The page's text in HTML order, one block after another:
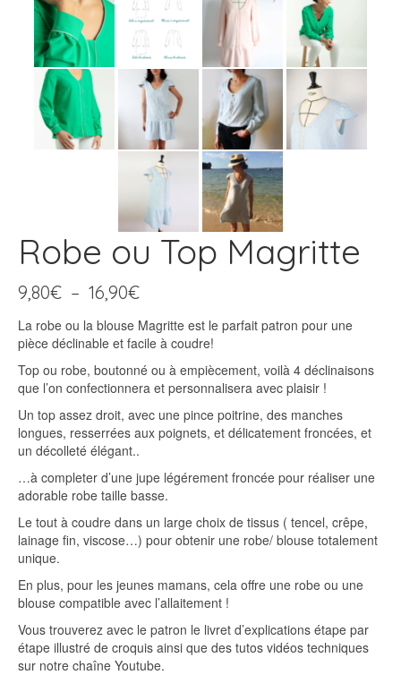
Robe ou Top Magritte
9,80€ – 16,90€Plage
prix :
9,80€
à
16,90€
La robe ou la blouse Magritte est le parfait patron pour une
pièce déclinable et facile à coudre!
Top ou robe, boutonné ou à empiècement, voilà 4 déclinaisons
que l’on confectionnera et personnalisera avec plaisir !
Un top assez droit, avec une pince poitrine, des manches
longues, resserrées aux poignets, et délicatement froncées, et
un décolleté élégant..
…à completer d’une jupe légérement froncée pour réaliser une
adorable robe taille basse.
Le tout à coudre dans un large choix de tissus ( tencel, crêpe,
lainage fin, viscose…) pour obtenir une robe/ blouse totalement
unique.
En plus, pour les jeunes mamans, cela offre une robe ou une
blouse compatible avec l’allaitement !
Vous trouverez avec le patron le livret d’explications étape par
étape illustré de croquis ainsi que des tutos vidéos techniques
sur notre chaîne Youtube.